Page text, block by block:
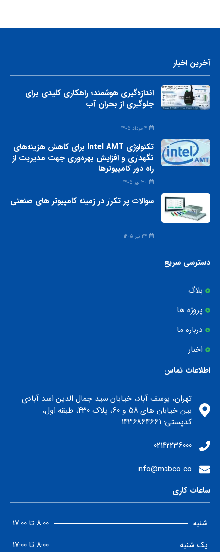
آخرین اخبار
اندازه‌گیری هوشمند؛ راهکاری کلیدی برای
جلوگیری از بحران آب
4 مرداد 1405
تکنولوژی Intel AMT برای کاهش هزینه‌های
نگهداری و افزایش بهره‌وری جهت مدیریت از
راه دور کامپیوترها
30 تیر 1405
سوالات پر تکرار در زمینه کامپیوتر های صنعتی
24 تیر 1405
دسترسی سریع
بلاگ
پروژه ها
درباره ما
اخبار
اطلاعات تماس
تهران، یوسف آباد، خیابان سید جمال الدین اسد آبادی
بین خیابان های 58 و 60، پلاک 430، طبقه اول،
كدپستي: 1436864661
02142236000
info@mabco.co
ساعات کاری
شنبه
8:00 تا 17:00
یک شنبه
8:00 تا 17:00